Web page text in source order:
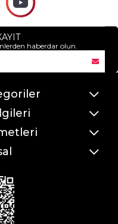
haberdar olun.